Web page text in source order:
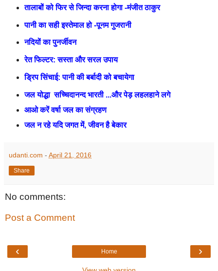
तालाबों को फिर से जिन्दा करना होगा -मंजीत ठाकुर
पानी का सही इस्तेमाल हो -पूनम गुजरानी
नदियों का पुनर्जीवन
रेत फिल्टर: सस्ता और सरल उपाय
ड्रिप सिंचाई: पानी की बर्बादी को बचायेगा
जल योद्धा सच्चिदानन्द भारती ...और पेड़ लहलहाने लगे
आओ करें वर्षा जल का संग्रहण
जल न रहे यदि जगत में,जीवन है बेकार
udanti.com - April 21, 2016
Share
No comments:
Post a Comment
‹ ›
Home